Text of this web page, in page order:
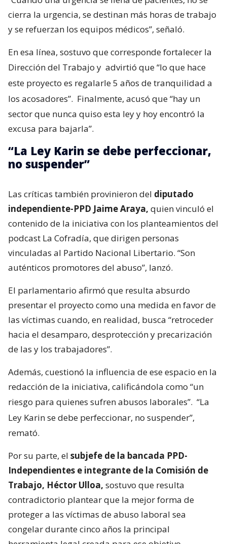
cierra la urgencia, se destinan más horas de trabajo
y se refuerzan los equipos médicos”, señaló.
En esa línea, sostuvo que corresponde fortalecer la
Dirección del Trabajo y advirtió que “lo que hace
este proyecto es regalarle 5 años de tranquilidad a
los acosadores”. Finalmente, acusó que “hay un
sector que nunca quiso esta ley y hoy encontró la
excusa para bajarla”.
“La Ley Karin se debe perfeccionar,
no suspender”
Las críticas también provinieron del diputado
independiente-PPD Jaime Araya, quien vinculó el
contenido de la iniciativa con los planteamientos del
podcast La Cofradía, que dirigen personas
vinculadas al Partido Nacional Libertario. “Son
auténticos promotores del abuso”, lanzó.
El parlamentario afirmó que resulta absurdo
presentar el proyecto como una medida en favor de
las víctimas cuando, en realidad, busca “retroceder
hacia el desamparo, desprotección y precarización
de las y los trabajadores”.
Además, cuestionó la influencia de ese espacio en la
redacción de la iniciativa, calificándola como “un
riesgo para quienes sufren abusos laborales”. “La
Ley Karin se debe perfeccionar, no suspender”,
remató.
Por su parte, el subjefe de la bancada PPD-
Independientes e integrante de la Comisión de
Trabajo, Héctor Ulloa, sostuvo que resulta
contradictorio plantear que la mejor forma de
proteger a las víctimas de abuso laboral sea
congelar durante cinco años la principal